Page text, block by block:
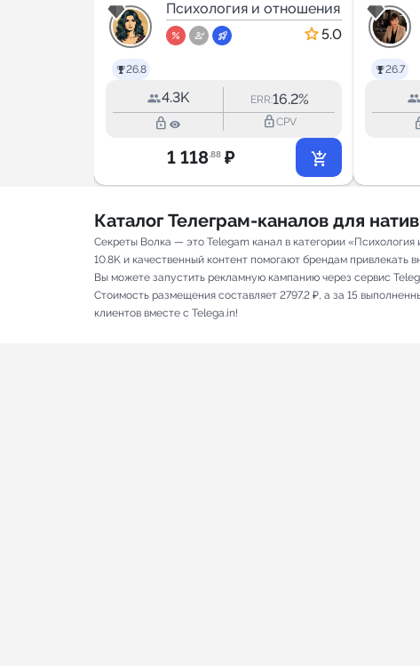
26.8
| Психология
Психология и отношения
5.0
4.3K ERR:16.2%
lock_outline lock_outlineCPV
1 118.88 ₽
26.7
Каталог Телеграм-каналов для
Секреты Волка — это Telegam канал в категории
10.8K и качественный контент помогают брендам привлекать
Вы можете запустить рекламную кампанию через сервис
Стоимость размещения составляет 2797.2 ₽, а за 15
клиентов вместе с Telega.in!